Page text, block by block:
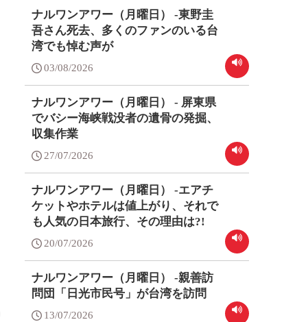
ナルワンアワー（月曜日） -東野圭
吾さん死去、多くのファンのいる台
湾でも悼む声が
03/08/2026
ナルワンアワー（月曜日） - 屏東県
でバシー海峡戦没者の遺骨の発掘、
収集作業
27/07/2026
ナルワンアワー（月曜日） -エアチ
ケットやホテルは値上がり、それで
も人気の日本旅行、その理由は?!
20/07/2026
ナルワンアワー（月曜日） -親善訪
問団「日光市民号」が台湾を訪問
13/07/2026